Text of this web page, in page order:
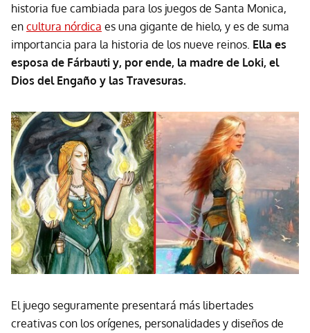
historia fue cambiada para los juegos de Santa Monica,
en cultura nórdica es una gigante de hielo, y es de suma
importancia para la historia de los nueve reinos. Ella es
esposa de Fárbauti y, por ende, la madre de Loki, el
Dios del Engaño y las Travesuras.
El juego seguramente presentará más libertades
creativas con los orígenes, personalidades y diseños de